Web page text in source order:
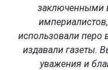
заключенными
использовали перо
издавали газеты.
уважения и